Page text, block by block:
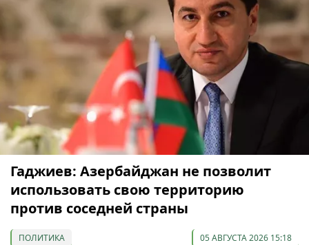
Гаджиев: Азербайджан не позволит
использовать свою территорию
против соседней страны
ПОЛИТИКА 05 АВГУСТА 2026 15:18